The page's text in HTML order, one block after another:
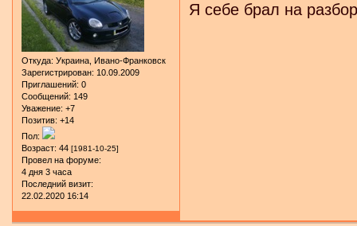
Откуда: Украина, Ивано-Франковск
Зарегистрирован: 10.09.2009
Приглашений: 0
Сообщений: 149
Уважение: +7
Позитив: +14
Пол:
Возраст: 44 [1981-10-25]
Провел на форуме:
4 дня 3 часа
Последний визит:
22.02.2020 16:14
Я себе брал на